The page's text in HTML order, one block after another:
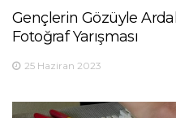
Gençlerin Gözüyle
Fotoğraf Yarışması
25 Haziran 2023